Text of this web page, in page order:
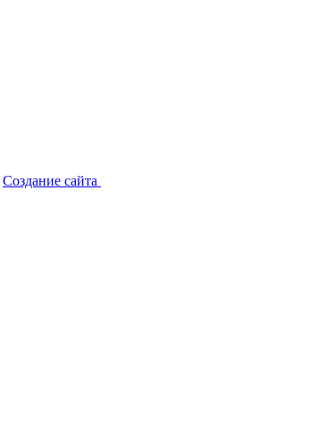
Создание сайта